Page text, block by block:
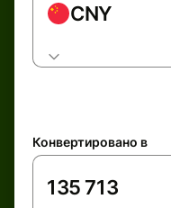
CNY
Конвертировано в